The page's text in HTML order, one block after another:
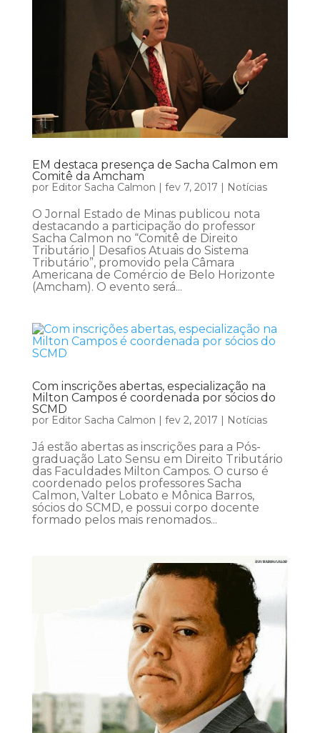
EM destaca presença de Sacha Calmon em
Comitê da Amcham
por Editor Sacha Calmon | fev 7, 2017 | Notícias
O Jornal Estado de Minas publicou nota
destacando a participação do professor
Sacha Calmon no “Comitê de Direito
Tributário | Desafios Atuais do Sistema
Tributário”, promovido pela Câmara
Americana de Comércio de Belo Horizonte
(Amcham). O evento será...
Com inscrições abertas, especialização na
Milton Campos é coordenada por sócios do
SCMD
por Editor Sacha Calmon | fev 2, 2017 | Notícias
Já estão abertas as inscrições para a Pós-
graduação Lato Sensu em Direito Tributário
das Faculdades Milton Campos. O curso é
coordenado pelos professores Sacha
Calmon, Valter Lobato e Mônica Barros,
sócios do SCMD, e possui corpo docente
formado pelos mais renomados...